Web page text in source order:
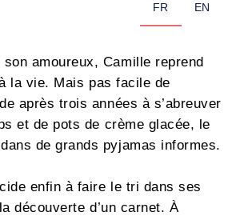
FR EN
amoureux, Camille reprend
la vie. Mais pas facile de
après trois années à s’abreuver
et de pots de crème glacée, le
de grands pyjamas informes.
enfin à faire le tri dans ses
découverte d’un carnet. À